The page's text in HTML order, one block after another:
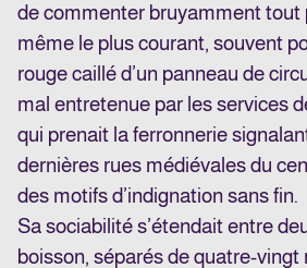
de commenter bruyamment tout
même le plus courant, souvent
rouge caillé d’un panneau de
mal entretenue par les services
qui prenait la ferronnerie
dernières rues médiévales du
des motifs d’indignation sans fin.
Sa sociabilité s’étendait entre
boisson, séparés de quatre-vingt